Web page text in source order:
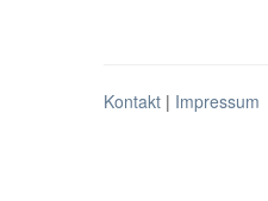
Kontakt | Impressum